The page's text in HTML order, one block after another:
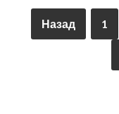
Назад 1